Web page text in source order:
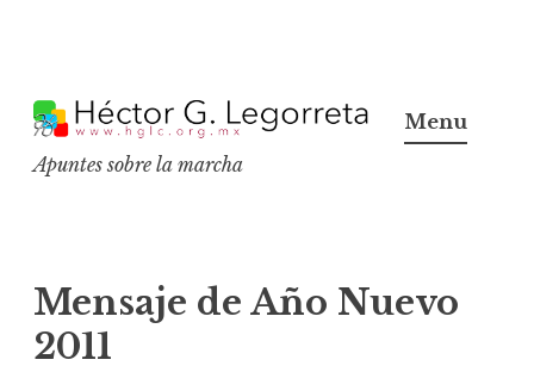
k
p
c
o
n
Apuntes sobre la marcha
Menu
Mensaje de Año Nuevo
2011